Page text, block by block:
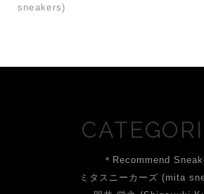
sneakers)
＊Recommend
ミタスニーカーズ (mita